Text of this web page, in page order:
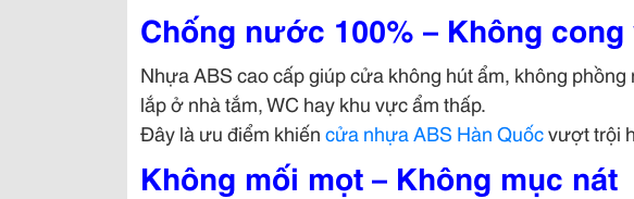
Chống nước 100% – Không cong
Nhựa ABS cao cấp giúp cửa không hút ẩm, không
lắp ở nhà tắm, WC hay khu vực ẩm thấp.
Đây là ưu điểm khiếncửa nhựa ABS Hàn Quốcvượt trội
Không mối mọt – Không mục nát